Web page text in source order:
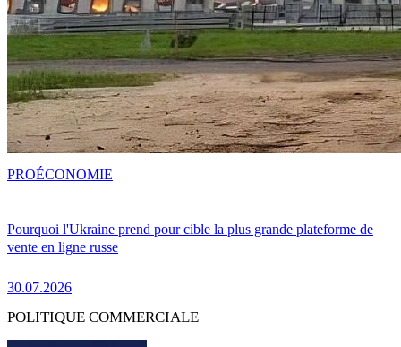
Pourquoi l'Ukraine prend pour cible la plus grande plateforme de
vente en ligne russe
30.07.2026
PROÉCONOMIE
POLITIQUE COMMERCIALE